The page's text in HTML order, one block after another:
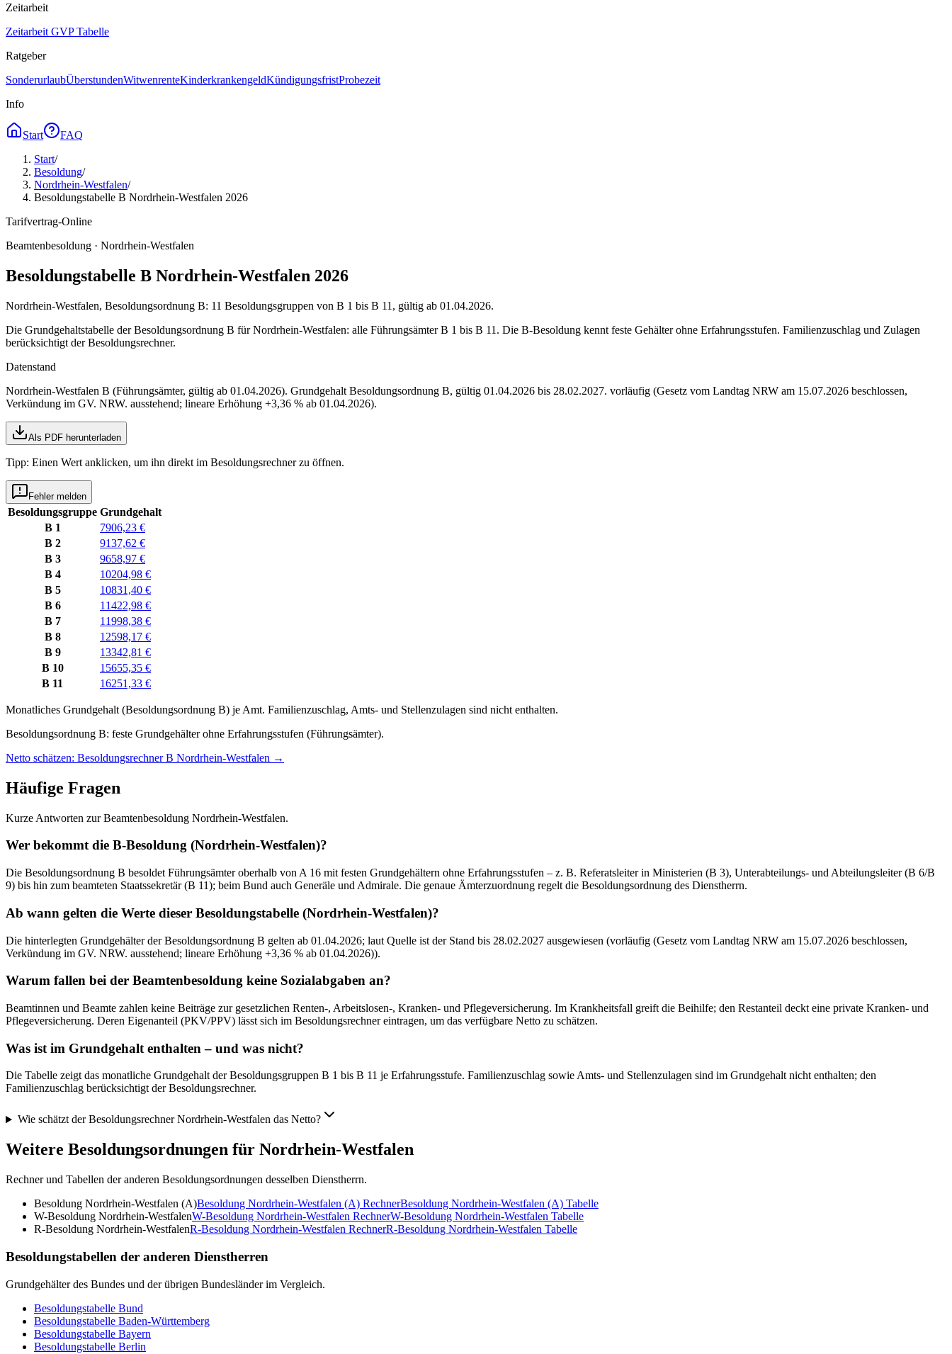
Zeitarbeit
Zeitarbeit GVP Tabelle
Ratgeber
SonderurlaubÜberstundenWitwenrenteKinderkrankengeldKündigungsfristProbezeit
Info
Start
FAQ
Start/
Besoldung/
Nordrhein-Westfalen/
Besoldungstabelle B Nordrhein-Westfalen 2026
Tarifvertrag-Online
Beamtenbesoldung · Nordrhein-Westfalen
Besoldungstabelle B Nordrhein-Westfalen 2026
Nordrhein-Westfalen, Besoldungsordnung B: 11 Besoldungsgruppen von B 1 bis B 11, gültig ab 01.04.2026.
Die Grundgehaltstabelle der Besoldungsordnung B für Nordrhein-Westfalen: alle Führungsämter B 1 bis B 11. Die B-Besoldung kennt feste Gehälter ohne Erfahrungsstufen. Familienzuschlag und Zulagen
berücksichtigt der Besoldungsrechner.
Datenstand
Nordrhein-Westfalen B (Führungsämter, gültig ab 01.04.2026). Grundgehalt Besoldungsordnung B, gültig 01.04.2026 bis 28.02.2027. vorläufig (Gesetz vom Landtag NRW am 15.07.2026 beschlossen,
Verkündung im GV. NRW. ausstehend; lineare Erhöhung +3,36 % ab 01.04.2026).
Als PDF herunterladen
Tipp: Einen Wert anklicken, um ihn direkt im Besoldungsrechner zu öffnen.
Fehler melden
Besoldungsgruppe Grundgehalt
B 1
7906,23 €
B 2
9137,62 €
B 3
9658,97 €
B 4
10204,98 €
B 5
10831,40 €
B 6
11422,98 €
B 7
11998,38 €
B 8
12598,17 €
B 9
13342,81 €
B 10
15655,35 €
B 11
16251,33 €
Monatliches Grundgehalt (Besoldungsordnung B) je Amt. Familienzuschlag, Amts- und Stellenzulagen sind nicht enthalten.
Besoldungsordnung B: feste Grundgehälter ohne Erfahrungsstufen (Führungsämter).
Netto schätzen: Besoldungsrechner B Nordrhein-Westfalen →
Häufige Fragen
Kurze Antworten zur Beamtenbesoldung Nordrhein-Westfalen.
Wer bekommt die B-Besoldung (Nordrhein-Westfalen)?
Die Besoldungsordnung B besoldet Führungsämter oberhalb von A 16 mit festen Grundgehältern ohne Erfahrungsstufen – z. B. Referatsleiter in Ministerien (B 3), Unterabteilungs- und Abteilungsleiter (B 6/B
9) bis hin zum beamteten Staatssekretär (B 11); beim Bund auch Generäle und Admirale. Die genaue Ämterzuordnung regelt die Besoldungsordnung des Dienstherrn.
Ab wann gelten die Werte dieser Besoldungstabelle (Nordrhein-Westfalen)?
Die hinterlegten Grundgehälter der Besoldungsordnung B gelten ab 01.04.2026; laut Quelle ist der Stand bis 28.02.2027 ausgewiesen (vorläufig (Gesetz vom Landtag NRW am 15.07.2026 beschlossen,
Verkündung im GV. NRW. ausstehend; lineare Erhöhung +3,36 % ab 01.04.2026)).
Warum fallen bei der Beamtenbesoldung keine Sozialabgaben an?
Beamtinnen und Beamte zahlen keine Beiträge zur gesetzlichen Renten-, Arbeitslosen-, Kranken- und Pflegeversicherung. Im Krankheitsfall greift die Beihilfe; den Restanteil deckt eine private Kranken- und
Pflegeversicherung. Deren Eigenanteil (PKV/PPV) lässt sich im Besoldungsrechner eintragen, um das verfügbare Netto zu schätzen.
Was ist im Grundgehalt enthalten – und was nicht?
Die Tabelle zeigt das monatliche Grundgehalt der Besoldungsgruppen B 1 bis B 11 je Erfahrungsstufe. Familienzuschlag sowie Amts- und Stellenzulagen sind im Grundgehalt nicht enthalten; den
Familienzuschlag berücksichtigt der Besoldungsrechner.
Wie schätzt der Besoldungsrechner Nordrhein-Westfalen das Netto?
Weitere Besoldungsordnungen für Nordrhein-Westfalen
Rechner und Tabellen der anderen Besoldungsordnungen desselben Dienstherrn.
Besoldung Nordrhein-Westfalen (A)Besoldung Nordrhein-Westfalen (A) RechnerBesoldung Nordrhein-Westfalen (A) Tabelle
W-Besoldung Nordrhein-WestfalenW-Besoldung Nordrhein-Westfalen RechnerW-Besoldung Nordrhein-Westfalen Tabelle
R-Besoldung Nordrhein-WestfalenR-Besoldung Nordrhein-Westfalen RechnerR-Besoldung Nordrhein-Westfalen Tabelle
Besoldungstabellen der anderen Dienstherren
Grundgehälter des Bundes und der übrigen Bundesländer im Vergleich.
Besoldungstabelle Bund
Besoldungstabelle Baden-Württemberg
Besoldungstabelle Bayern
Besoldungstabelle Berlin